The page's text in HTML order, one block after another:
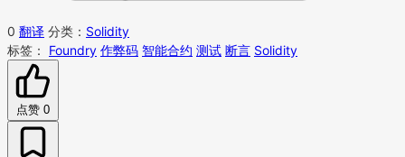
0 翻译 分类： Solidity
标签：
Foundry 作弊码 智能合约 测试 断言 Solidity
点赞 0